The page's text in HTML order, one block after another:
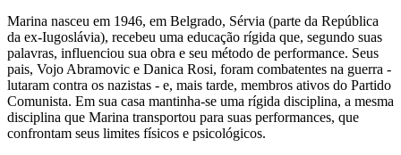
Marina nasceu em 1946, em Belgrado, Sérvia (parte da República
da ex-Iugoslávia), recebeu uma educação rígida que, segundo suas
palavras, influenciou sua obra e seu método de performance. Seus
pais, Vojo Abramovic e Danica Rosi, foram combatentes na guerra -
lutaram contra os nazistas - e, mais tarde, membros ativos do Partido
Comunista. Em sua casa mantinha-se uma rígida disciplina, a mesma
disciplina que Marina transportou para suas performances, que
confrontam seus limites físicos e psicológicos.